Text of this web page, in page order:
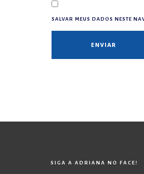
SALVAR MEUS DADOS NESTE
SIGA A ADRIANA NO FACE!